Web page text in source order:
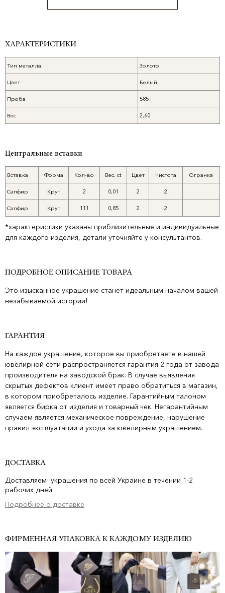
ХАРАКТЕРИСТИКИ
Тип металла Золото
Цвет Белый
Проба 585
Вес 2,60
Центральные вставки
Вставка Форма Кол-во Вес, ct Цвет Чистота Огранка
Сапфир Круг 2 0,01 2 2
Сапфир Круг 111 0,85 2 2
*характеристики указаны приблизительные и индивидуальные
для каждого изделия, детали уточняйте у консультантов.
ПОДРОБНОЕ ОПИСАНИЕ ТОВАРА
Это изысканное украшение станет идеальным началом вашей
незабываемой истории!
ГАРАНТИЯ
На каждое украшение, которое вы приобретаете в нашей
ювелирной сети распространяется гарантия 2 года от завода
производителя на заводской брак. В случае выявления
скрытых дефектов клиент имеет право обратиться в магазин,
в котором приобреталось изделие. Гарантийным талоном
является бирка от изделия и товарный чек. Негарантийным
случаем является механическое повреждение, нарушение
правил эксплуатации и ухода за ювелирным украшением.
ДОСТАВКА
Доставляем украшения по всей Украине в течении 1-2
рабочих дней.
Подробнее о доставке
ФИРМЕННАЯ УПАКОВКА К КАЖДОМУ ИЗДЕЛИЮ